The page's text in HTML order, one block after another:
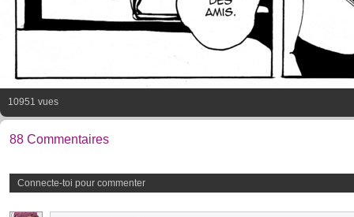
10951 vues
88 Commentaires
Connecte-toi pour commenter